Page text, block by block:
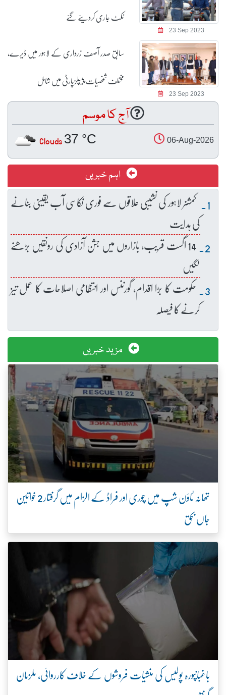
23 Sep 2023
ٹکٹ جاری کردیئے گئے
23 Sep 2023
سابق صدر آصف زرداری کے لاہور میں ڈیرے،
مختلف شخصیات پیپلزپارٹی میں شامل
آج کا موسم
06-Aug-2026
37 °C
Clouds
اہم خبریں
کمشنر لاہور کی نشیبی علاقوں سے فوری نکاسی آب یقینی بنانے
کی ہدایت
14 اگست قریب، بازاروں میں جشن آزادی کی رونقیں بڑھنے
لگیں
حکومت کا بڑا اقدام، گورننس اور انتظامی اصلاحات کا عمل تیز
کرنے کا فیصلہ
مزید خبریں
تھانہ ٹاؤن شپ میں چوری اور فراڈ کے الزام میں گرفتار 2 خواتین
جاں بحق
باغبانپورہ پولیس کی منشیات فروشوں کے خلاف کارروائی، ملزمان